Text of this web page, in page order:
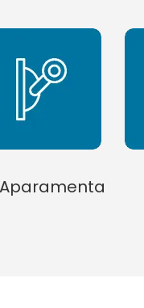
Aparamenta